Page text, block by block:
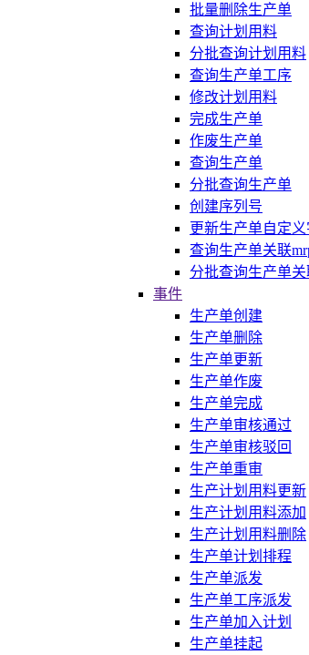
批量删除生产单
查询计划用料
分批查询计划用料
查询生产单工序
修改计划用料
完成生产单
作废生产单
查询生产单
分批查询生产单
创建序列号
更新生产单自定
查询生产单关联
分批查询生产单关
事件
生产单创建
生产单删除
生产单更新
生产单作废
生产单完成
生产单审核通过
生产单审核驳回
生产单重审
生产计划用料更新
生产计划用料添加
生产计划用料删除
生产单计划排程
生产单派发
生产单工序派发
生产单加入计划
生产单挂起